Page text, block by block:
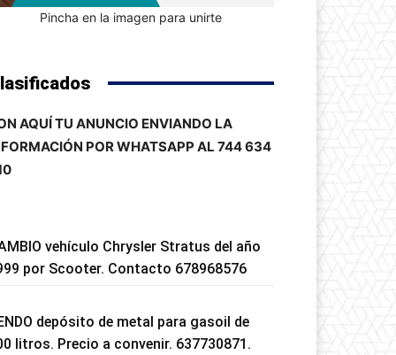
Pincha en la imagen para unirte
AQUÍ TU ANUNCIO ENVIANDO LA
POR WHATSAPP AL 744 634
vehículo Chrysler Stratus del año
por Scooter. Contacto 678968576
depósito de metal para gasoil de
litros. Precio a convenir. 637730871.